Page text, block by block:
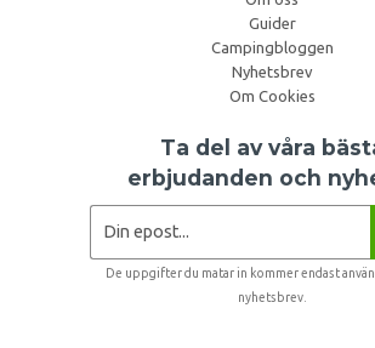
Guider
Campingbloggen
Nyhetsbrev
Om Cookies
Ta del av våra
erbjudanden och
De uppgifter du matar in kommer endast
nyhetsbrev.